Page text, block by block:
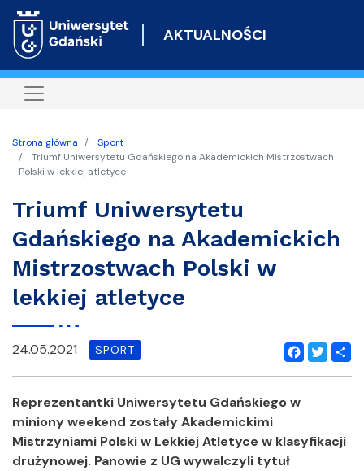
do
AKTUALNOŚCI
Strona główna
Sport
Triumf Uniwersytetu Gdańskiego na Akademickich Mistrzostwach
Polski w lekkiej atletyce
Triumf Uniwersytetu
Gdańskiego na Akademickich
Mistrzostwach Polski w
lekkiej atletyce
Facebook
Twitter
24.05.2021 SPORT
Reprezentantki Uniwersytetu Gdańskiego w
miniony weekend zostały Akademickimi
Mistrzyniami Polski w Lekkiej Atletyce w klasyfikacji
drużynowej. Panowie z UG wywalczyli tytuł